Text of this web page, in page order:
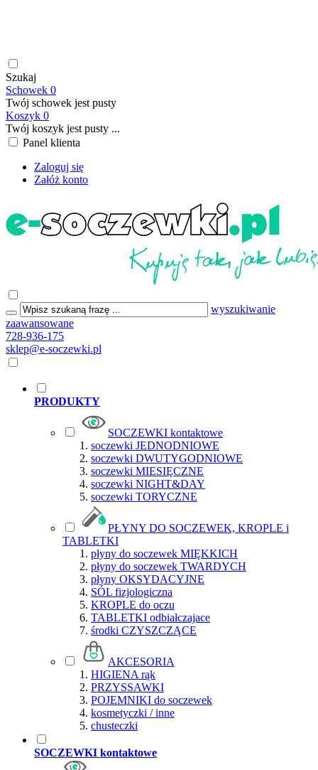
Szukaj
Schowek 0
Twój schowek jest pusty
Koszyk 0
Twój koszyk jest pusty ...
Panel klienta
Zaloguj się
Załóż konto
wyszukiwanie
zaawansowane
728-936-175
sklep@e-soczewki.pl
PRODUKTY
SOCZEWKI kontaktowe
soczewki JEDNODNIOWE
soczewki DWUTYGODNIOWE
soczewki MIESIĘCZNE
soczewki NIGHT&DAY
soczewki TORYCZNE
PŁYNY DO SOCZEWEK, KROPLE i
TABLETKI
płyny do soczewek MIĘKKICH
płyny do soczewek TWARDYCH
płyny OKSYDACYJNE
SÓL fizjologiczna
KROPLE do oczu
TABLETKI odbiałczajace
środki CZYSZCZĄCE
AKCESORIA
HIGIENA rąk
PRZYSSAWKI
POJEMNIKI do soczewek
kosmetyczki / inne
chusteczki
SOCZEWKI kontaktowe